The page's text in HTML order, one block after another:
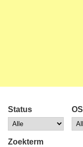
Status OS
Zoekterm